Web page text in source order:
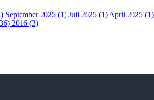
September 2025 (1) Juli 2025 (1) April 2025 (1)
2016 (3)